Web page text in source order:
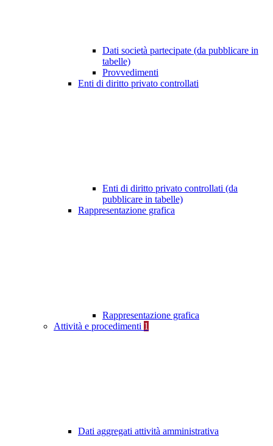
Dati società partecipate (da pubblicare in
tabelle)
Provvedimenti
Enti di diritto privato controllati
Enti di diritto privato controllati (da
pubblicare in tabelle)
Rappresentazione grafica
Rappresentazione grafica
Attività e procedimenti 1
Dati aggregati attività amministrativa